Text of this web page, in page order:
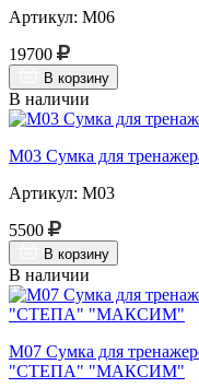
Артикул: М06
19700
В корзину
В наличии
М03 Сумка для
Артикул: М03
5500
В корзину
В наличии
М07 Сумка для
"СТЕПА" "МАКСИМ"